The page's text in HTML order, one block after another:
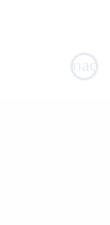
nach
oben